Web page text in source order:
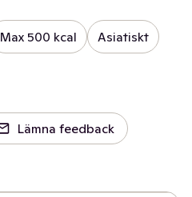
Max 500 kcal Asiatiskt
Lämna feedback